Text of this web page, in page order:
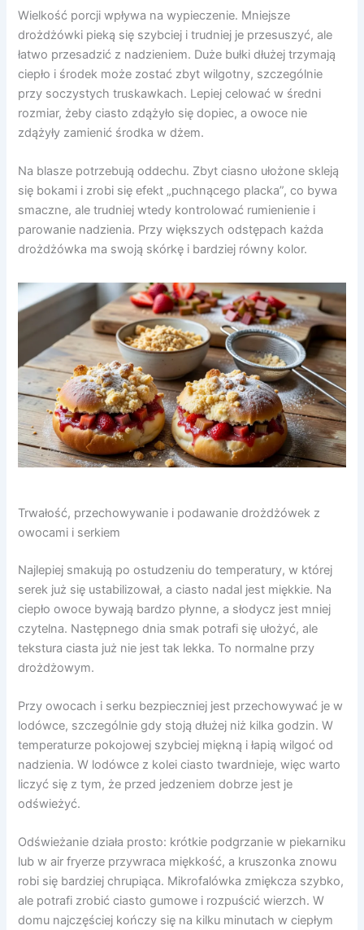
Wielkość porcji wpływa na wypieczenie. Mniejsze
drożdżówki pieką się szybciej i trudniej je przesuszyć, ale
łatwo przesadzić z nadzieniem. Duże bułki dłużej trzymają
ciepło i środek może zostać zbyt wilgotny, szczególnie
przy soczystych truskawkach. Lepiej celować w średni
rozmiar, żeby ciasto zdążyło się dopiec, a owoce nie
zdążyły zamienić środka w dżem.
Na blasze potrzebują oddechu. Zbyt ciasno ułożone skleją
się bokami i zrobi się efekt „puchnącego placka”, co bywa
smaczne, ale trudniej wtedy kontrolować rumienienie i
parowanie nadzienia. Przy większych odstępach każda
drożdżówka ma swoją skórkę i bardziej równy kolor.
Trwałość, przechowywanie i podawanie drożdżówek z
owocami i serkiem
Najlepiej smakują po ostudzeniu do temperatury, w której
serek już się ustabilizował, a ciasto nadal jest miękkie. Na
ciepło owoce bywają bardzo płynne, a słodycz jest mniej
czytelna. Następnego dnia smak potrafi się ułożyć, ale
tekstura ciasta już nie jest tak lekka. To normalne przy
drożdżowym.
Przy owocach i serku bezpieczniej jest przechowywać je w
lodówce, szczególnie gdy stoją dłużej niż kilka godzin. W
temperaturze pokojowej szybciej miękną i łapią wilgoć od
nadzienia. W lodówce z kolei ciasto twardnieje, więc warto
liczyć się z tym, że przed jedzeniem dobrze jest je
odświeżyć.
Odświeżanie działa prosto: krótkie podgrzanie w piekarniku
lub w air fryerze przywraca miękkość, a kruszonka znowu
robi się bardziej chrupiąca. Mikrofalówka zmiękcza szybko,
ale potrafi zrobić ciasto gumowe i rozpuścić wierzch. W
domu najczęściej kończy się na kilku minutach w ciepłym